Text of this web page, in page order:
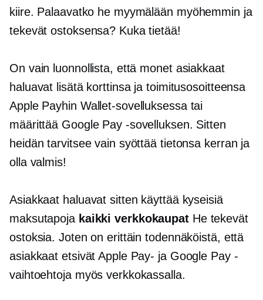
kiire. Palaavatko he myymälään myöhemmin ja
tekevät ostoksensa? Kuka tietää!
On vain luonnollista, että monet asiakkaat
haluavat lisätä korttinsa ja toimitusosoitteensa
Apple Payhin Wallet-sovelluksessa tai
määrittää Google Pay -sovelluksen. Sitten
heidän tarvitsee vain syöttää tietonsa kerran ja
olla valmis!
Asiakkaat haluavat sitten käyttää kyseisiä
maksutapoja kaikki verkkokaupatHe tekevät
ostoksia. Joten on erittäin todennäköistä, että
asiakkaat etsivät Apple Pay- ja Google Pay -
vaihtoehtoja myös verkkokassalla.